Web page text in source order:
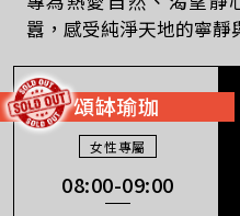
囂，感受純淨天地的寧靜
頌缽瑜珈
女性專屬
08:00-09:00